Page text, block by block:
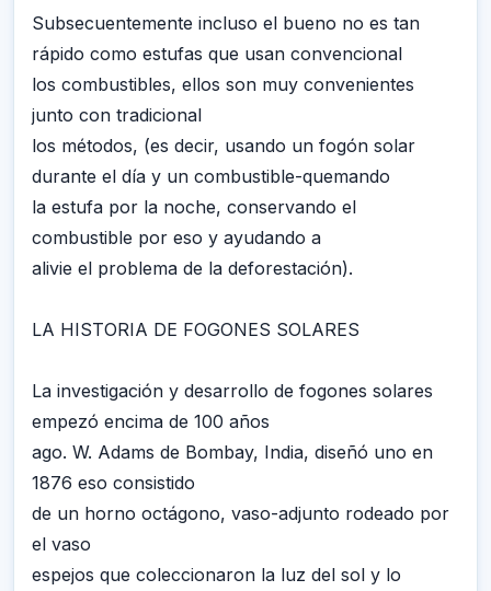
Subsecuentemente incluso el bueno no es tan
rápido como estufas que usan convencional
los combustibles, ellos son muy convenientes
junto con tradicional
los métodos, (es decir, usando un fogón solar
durante el día y un combustible-quemando
la estufa por la noche, conservando el
combustible por eso y ayudando a
alivie el problema de la deforestación).
LA HISTORIA DE FOGONES SOLARES
La investigación y desarrollo de fogones solares
empezó encima de 100 años
ago. W. Adams de Bombay, India, diseñó uno en
1876 eso consistido
de un horno octágono, vaso-adjunto rodeado por
el vaso
espejos que coleccionaron la luz del sol y lo